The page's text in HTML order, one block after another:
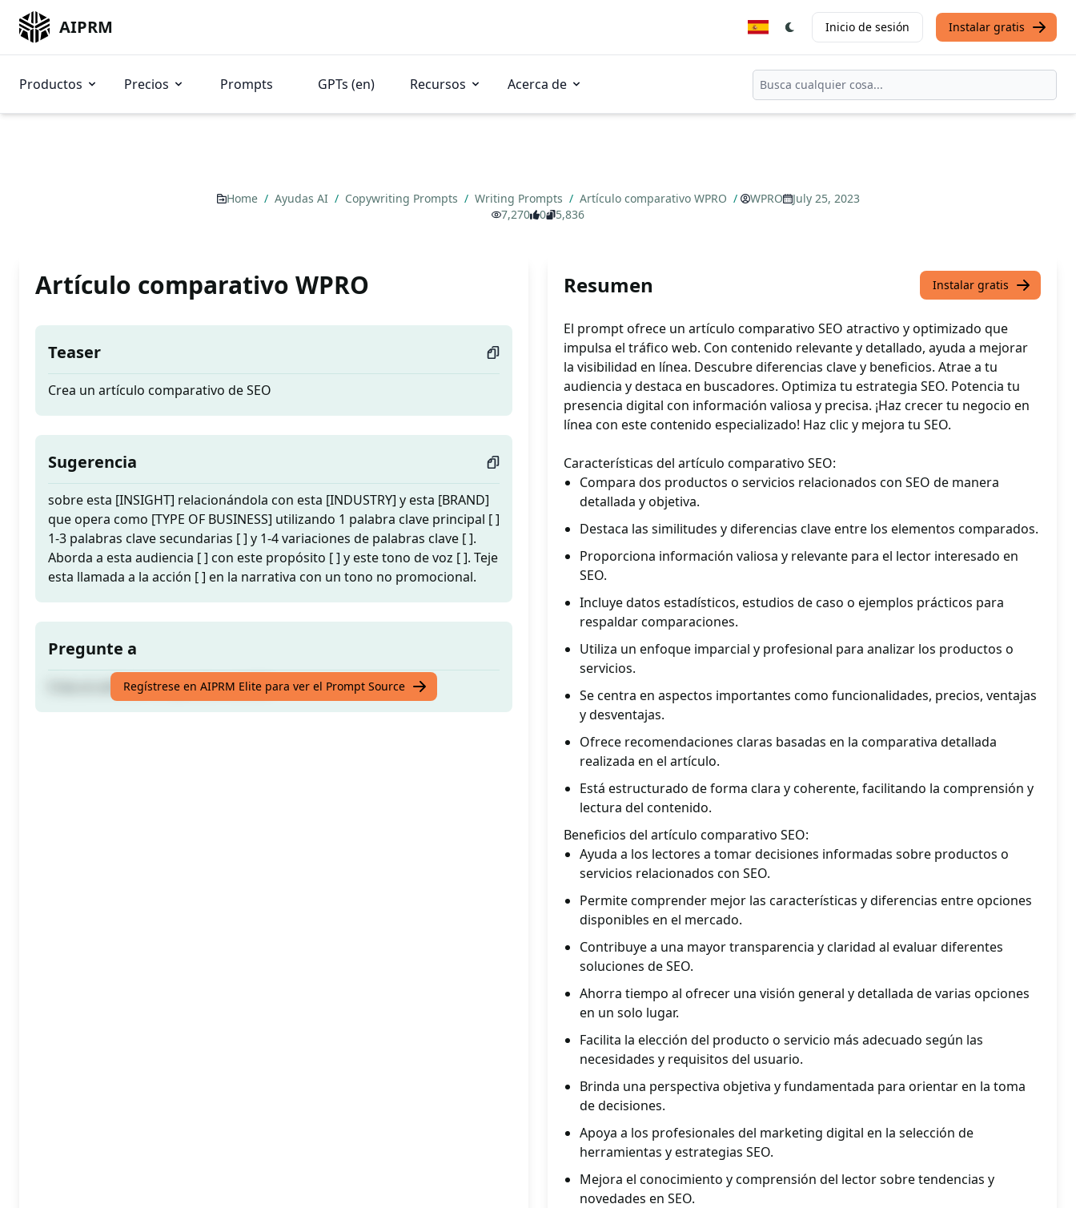
AIPRM Inicio de sesión Instalar gratis
Productos Precios Prompts GPTs (en) Recursos Acerca de
Home / Ayudas AI / Copywriting Prompts / Writing Prompts / Artículo comparativo WPRO / WPRO
July 25, 2023
7,270
0 5,836
Artículo comparativo WPRO
Teaser
Crea un artículo comparativo de SEO
Sugerencia
sobre esta [INSIGHT] relacionándola con esta [INDUSTRY] y esta [BRAND]
que opera como [TYPE OF BUSINESS] utilizando 1 palabra clave principal [ ]
1-3 palabras clave secundarias [ ] y 1-4 variaciones de palabras clave [ ].
Aborda a esta audiencia [ ] con este propósito [ ] y este tono de voz [ ]. Teje
esta llamada a la acción [ ] en la narrativa con un tono no promocional.
Pregunte a
Crea un artículo comparativo de SEO
Regístrese en AIPRM Elite para ver el Prompt Source
Resumen Instalar gratis
El prompt ofrece un artículo comparativo SEO atractivo y optimizado que
impulsa el tráfico web. Con contenido relevante y detallado, ayuda a mejorar
la visibilidad en línea. Descubre diferencias clave y beneficios. Atrae a tu
audiencia y destaca en buscadores. Optimiza tu estrategia SEO. Potencia tu
presencia digital con información valiosa y precisa. ¡Haz crecer tu negocio en
línea con este contenido especializado! Haz clic y mejora tu SEO.
Características del artículo comparativo SEO:
Compara dos productos o servicios relacionados con SEO de manera
detallada y objetiva.
Destaca las similitudes y diferencias clave entre los elementos comparados.
Proporciona información valiosa y relevante para el lector interesado en
SEO.
Incluye datos estadísticos, estudios de caso o ejemplos prácticos para
respaldar comparaciones.
Utiliza un enfoque imparcial y profesional para analizar los productos o
servicios.
Se centra en aspectos importantes como funcionalidades, precios, ventajas
y desventajas.
Ofrece recomendaciones claras basadas en la comparativa detallada
realizada en el artículo.
Está estructurado de forma clara y coherente, facilitando la comprensión y
lectura del contenido.
Beneficios del artículo comparativo SEO:
Ayuda a los lectores a tomar decisiones informadas sobre productos o
servicios relacionados con SEO.
Permite comprender mejor las características y diferencias entre opciones
disponibles en el mercado.
Contribuye a una mayor transparencia y claridad al evaluar diferentes
soluciones de SEO.
Ahorra tiempo al ofrecer una visión general y detallada de varias opciones
en un solo lugar.
Facilita la elección del producto o servicio más adecuado según las
necesidades y requisitos del usuario.
Brinda una perspectiva objetiva y fundamentada para orientar en la toma
de decisiones.
Apoya a los profesionales del marketing digital en la selección de
herramientas y estrategias SEO.
Mejora el conocimiento y comprensión del lector sobre tendencias y
novedades en SEO.